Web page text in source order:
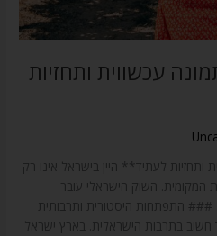
עכשווית ותחזיות
ותחזיות לעתיד** היין בישראל אינו רק
השוק הישראלי עובר
### התפתחות היסטורית ותרבותית
חשוב בתרבות הישראלית. בארץ ישראל